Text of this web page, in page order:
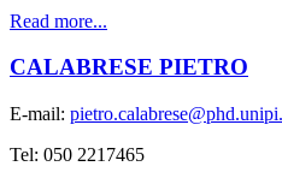
Read more...
CALABRESE PIETRO
E-mail:
Tel: 050 2217465